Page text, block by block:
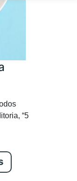
“5